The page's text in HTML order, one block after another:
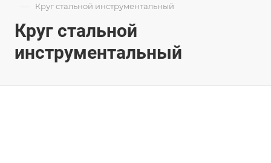
— Круг стальной инструментальный
Круг стальной
инструментальный